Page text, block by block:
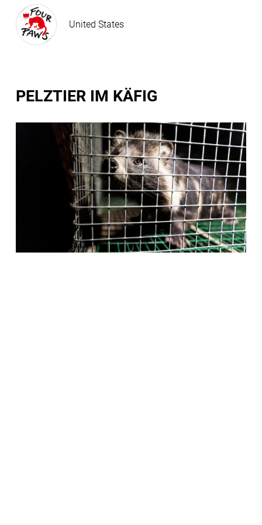
United States
PELZTIER IM KÄFIG